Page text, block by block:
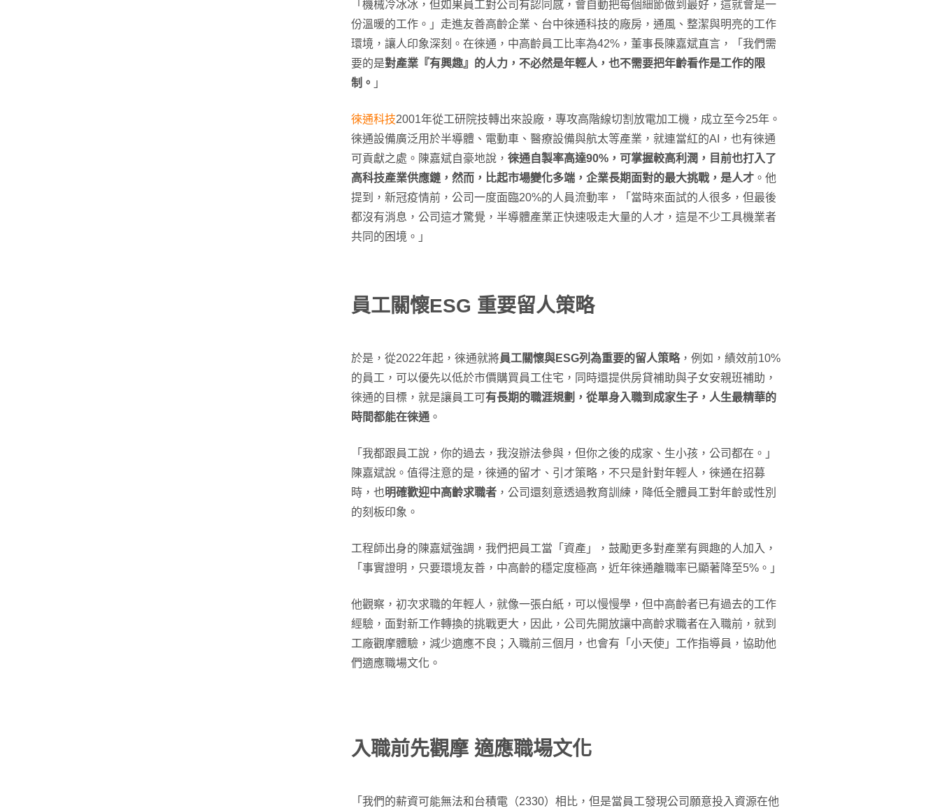
「機械冷冰冰，但如果員工對公司有認同感，會自動把每個細節做到最好，這就會是一
份溫暖的工作。」走進友善高齡企業、台中徠通科技的廠房，通風、整潔與明亮的工作
環境，讓人印象深刻。在徠通，中高齡員工比率為42%，董事長陳嘉斌直言，「我們需
要的是對產業『有興趣』的人力，不必然是年輕人，也不需要把年齡看作是工作的限
制。 」
徠通科技2001年從工研院技轉出來設廠，專攻高階線切割放電加工機，成立至今25年。
徠通設備廣泛用於半導體、電動車、醫療設備與航太等產業，就連當紅的AI，也有徠通
可貢獻之處。陳嘉斌自豪地說， 徠通自製率高達90%，可掌握較高利潤，目前也打入了
高科技產業供應鏈，然而，比起市場變化多端，企業長期面對的最大挑戰，是人才 。他
提到，新冠疫情前，公司一度面臨20%的人員流動率，「當時來面試的人很多，但最後
都沒有消息，公司這才驚覺，半導體產業正快速吸走大量的人才，這是不少工具機業者
共同的困境。」
員工關懷ESG 重要留人策略
於是，從2022年起，徠通就將員工關懷與ESG列為重要的留人策略，例如，績效前10%
的員工，可以優先以低於市價購買員工住宅，同時還提供房貸補助與子女安親班補助，
徠通的目標，就是讓員工可有長期的職涯規劃，從單身入職到成家生子，人生最精華的
時間都能在徠通 。
「我都跟員工說，你的過去，我沒辦法參與，但你之後的成家、生小孩，公司都在。」
陳嘉斌說。值得注意的是，徠通的留才、引才策略，不只是針對年輕人，徠通在招募
時，也明確歡迎中高齡求職者 ，公司還刻意透過教育訓練，降低全體員工對年齡或性別
的刻板印象。
工程師出身的陳嘉斌強調，我們把員工當「資產」，鼓勵更多對產業有興趣的人加入，
「事實證明，只要環境友善，中高齡的穩定度極高，近年徠通離職率已顯著降至5%。」
他觀察，初次求職的年輕人，就像一張白紙，可以慢慢學，但中高齡者已有過去的工作
經驗，面對新工作轉換的挑戰更大，因此，公司先開放讓中高齡求職者在入職前，就到
工廠觀摩體驗，減少適應不良；入職前三個月，也會有「小天使」工作指導員，協助他
們適應職場文化。
入職前先觀摩 適應職場文化
「我們的薪資可能無法和台積電（2330）相比，但是當員工發現公司願意投入資源在他